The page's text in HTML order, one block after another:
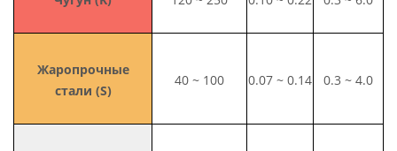
Жаропрочные
стали (S)
40 ~ 100 0.07 ~ 0.14 0.3 ~ 4.0